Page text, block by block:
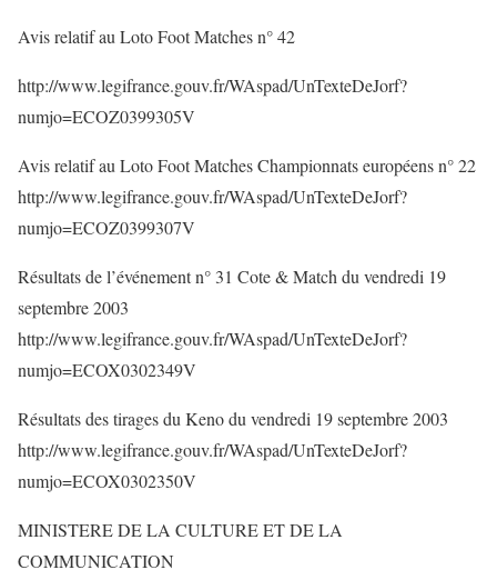
Avis relatif au Loto Foot Matches n° 42
http://www.legifrance.gouv.fr/WAspad/UnTexteDeJorf?
numjo=ECOZ0399305V
Avis relatif au Loto Foot Matches Championnats européens n° 22
http://www.legifrance.gouv.fr/WAspad/UnTexteDeJorf?
numjo=ECOZ0399307V
Résultats de l’événement n° 31 Cote & Match du vendredi 19
septembre 2003
http://www.legifrance.gouv.fr/WAspad/UnTexteDeJorf?
numjo=ECOX0302349V
Résultats des tirages du Keno du vendredi 19 septembre 2003
http://www.legifrance.gouv.fr/WAspad/UnTexteDeJorf?
numjo=ECOX0302350V
MINISTERE DE LA CULTURE ET DE LA
COMMUNICATION